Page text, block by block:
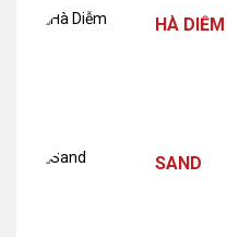
HÀ DIỄM
SAND